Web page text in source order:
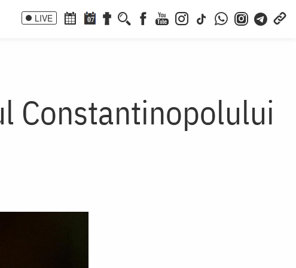
LIVE 07
Constantinopolului